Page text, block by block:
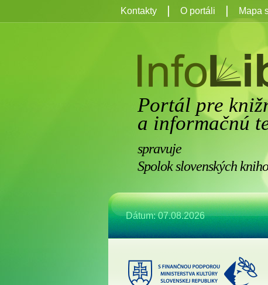
Portál pre
a informačnú
spravuje
Spolok slovenských
Dátum: 07.08.2026
Kontakty O portáli Mapa